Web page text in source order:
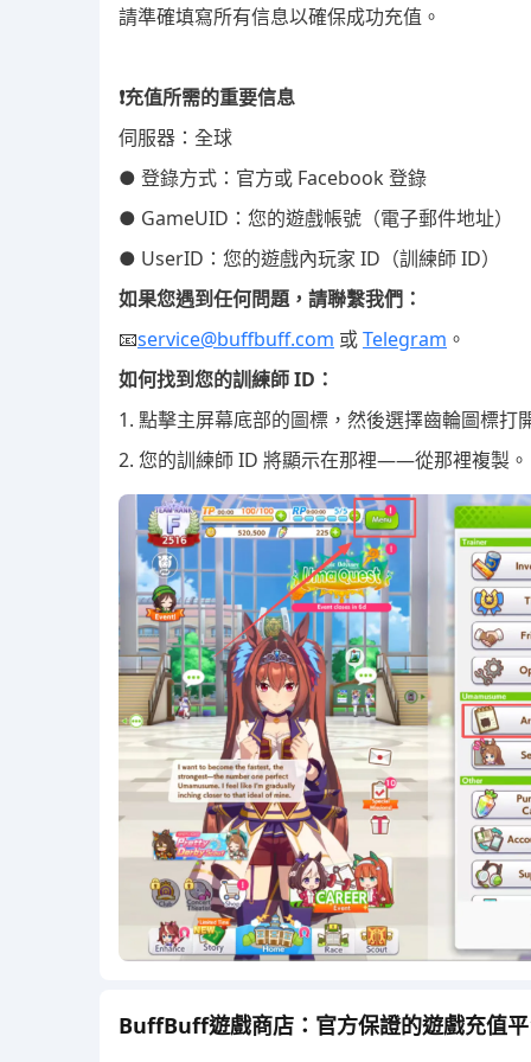
請準確填寫所有信息以確保成功充值。
❗充值所需的重要信息
伺服器：全球
● 登錄方式：官方或 Facebook 登錄
● GameUID：您的遊戲帳號（電子郵件地址）
● UserID：您的遊戲內玩家 ID（訓練師 ID）
如果您遇到任何問題，請聯繫我們：
📧service@buffbuff.com 或Telegram 。
如何找到您的訓練師 ID：
1. 點擊主屏幕底部的圖標，然後選擇齒輪圖標打
2. 您的訓練師 ID 將顯示在那裡——從那裡複製。
BuffBuff遊戲商店：官方保證的遊戲充值